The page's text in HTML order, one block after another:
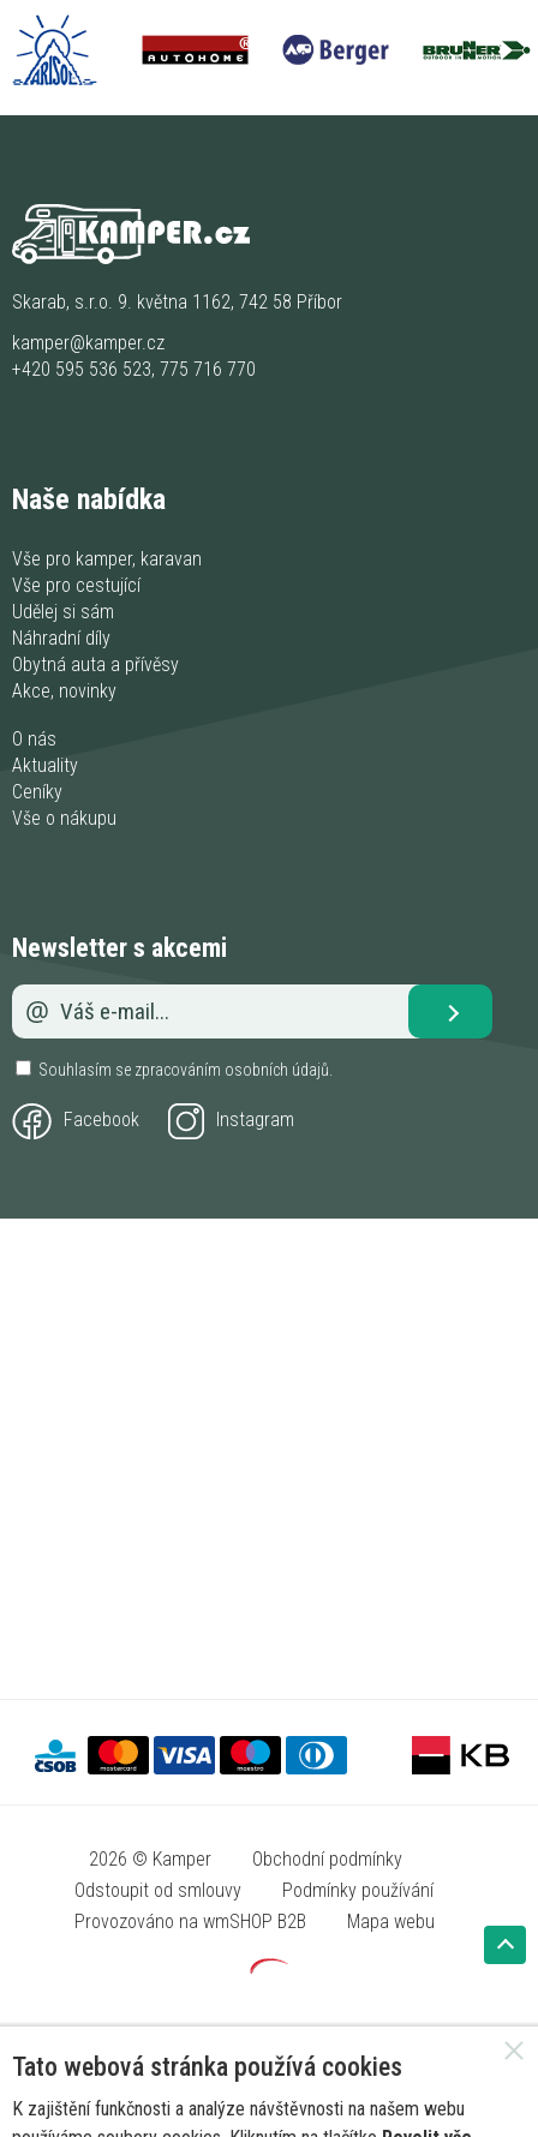
Skarab, s.r.o. 9. května 1162, 742 58 Příbor
kamper@kamper.cz
+420 595 536 523, 775 716 770
Naše nabídka
Vše pro kamper, karavan
Vše pro cestující
Udělej si sám
Náhradní díly
Obytná auta a přívěsy
Akce, novinky
O nás
Aktuality
Ceníky
Vše o nákupu
Newsletter s akcemi
Souhlasím se zpracováním osobních údajů.
Facebook Instagram
2026 © Kamper
Obchodní podmínky
Odstoupit od smlouvy
Podmínky používání
Provozováno na wmSHOP B2B
Mapa webu
Tato webová stránka používá cookies
K zajištění funkčnosti a analýze návštěvnosti na našem webu